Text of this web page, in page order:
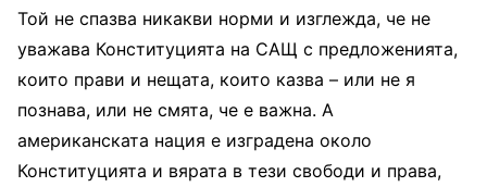
Той не спазва никакви норми и изглежда, че не
уважава Конституцията на САЩ с предложенията,
които прави и нещата, които казва – или не я
познава, или не смята, че е важна. А
американската нация е изградена около
Конституцията и вярата в тези свободи и права,